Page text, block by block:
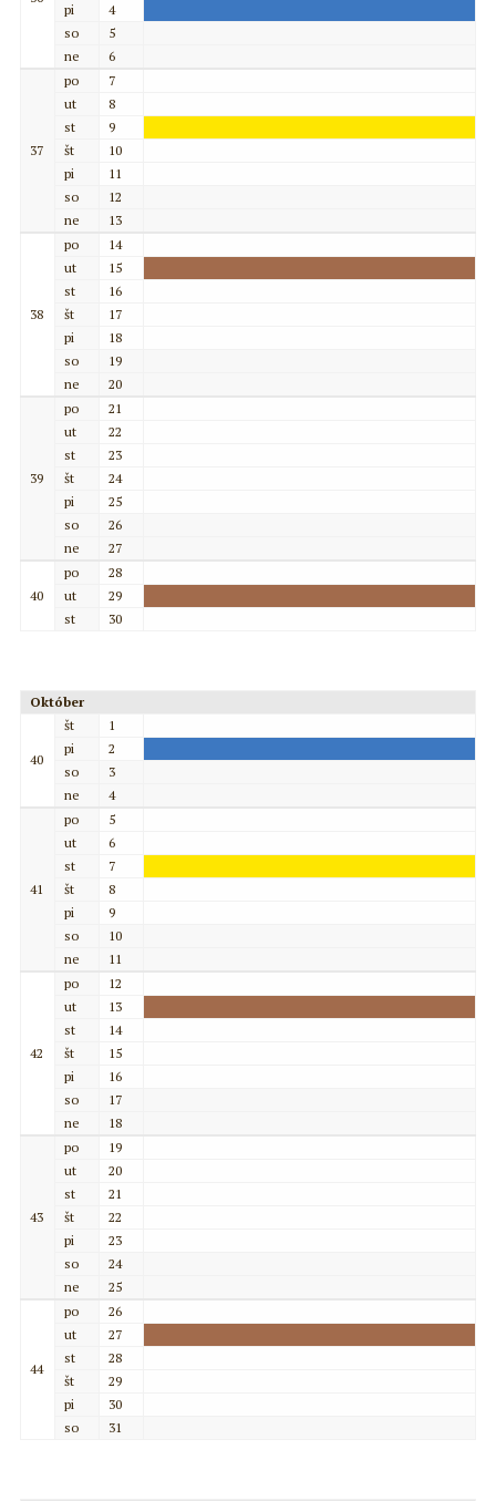
pi
4
so
5
ne
6
37
po
7
ut
8
st
9
št
10
pi
11
so
12
ne
13
38
po
14
ut
15
st
16
št
17
pi
18
so
19
ne
20
39
po
21
ut
22
st
23
št
24
pi
25
so
26
ne
27
40
po
28
ut
29
st
30
Október
40
št
1
pi
2
so
3
ne
4
41
po
5
ut
6
st
7
št
8
pi
9
so
10
ne
11
42
po
12
ut
13
st
14
št
15
pi
16
so
17
ne
18
43
po
19
ut
20
st
21
št
22
pi
23
so
24
ne
25
44
po
26
ut
27
st
28
št
29
pi
30
so
31